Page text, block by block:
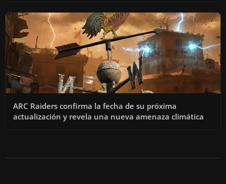
ARC Raiders confirma la fecha de su próxima
actualización y revela una nueva amenaza climática